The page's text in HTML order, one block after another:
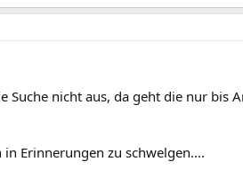
Suche nicht aus, da geht die nur bis
Erinnerungen zu schwelgen....